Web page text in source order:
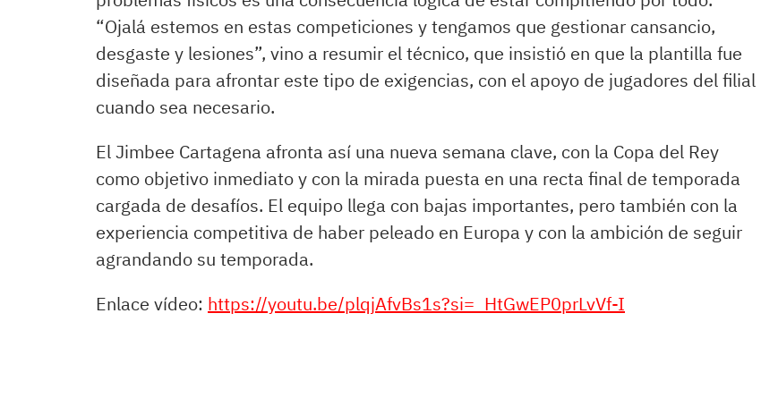
“Ojalá estemos en estas competiciones y tengamos que gestionar cansancio,
desgaste y lesiones”, vino a resumir el técnico, que insistió en que la plantilla fue
diseñada para afrontar este tipo de exigencias, con el apoyo de jugadores del filial
cuando sea necesario.
El Jimbee Cartagena afronta así una nueva semana clave, con la Copa del Rey
como objetivo inmediato y con la mirada puesta en una recta final de temporada
cargada de desafíos. El equipo llega con bajas importantes, pero también con la
experiencia competitiva de haber peleado en Europa y con la ambición de seguir
agrandando su temporada.
Enlace vídeo: https://youtu.be/plqjAfvBs1s?si=_HtGwEP0prLvVf-I
España: Con el
cambio de
competiciones,
también se
producen
modificaciones con
los criterios de
Supercopa de